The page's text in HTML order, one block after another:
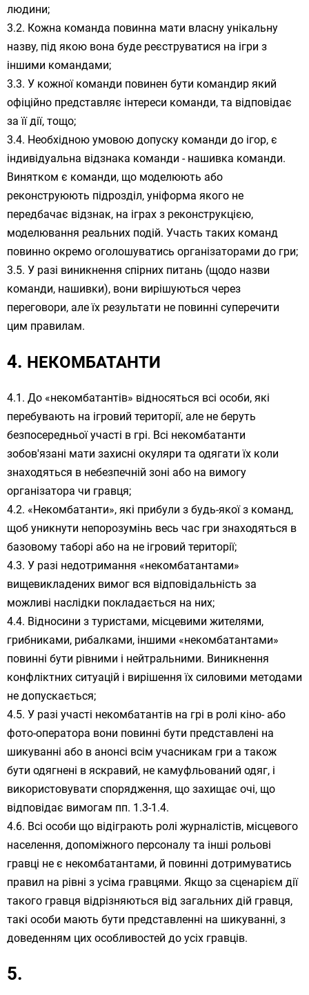
людини;
Кожна команда повинна мати власну унікальну
назву, під якою вона буде реєструватися на ігри з
іншими командами;
У кожної команди повинен бути командир який
офіційно представляє інтереси команди, та відповідає
за її дії, тощо;
Необхідною умовою допуску команди до ігор, є
індивідуальна відзнака команди - нашивка команди.
Винятком є ​​команди, що моделюють або
реконструюють підрозділ, уніформа якого не
передбачає відзнак, на іграх з реконструкцією,
моделювання реальних подій. Участь таких команд
повинно окремо оголошуватись організаторами до гри;
У разі виникнення спірних питань (щодо назви
команди, нашивки), вони вирішуються через
переговори, але їх результати не повинні суперечити
цим правилам.
НЕКОМБАТАНТИ
До «некомбатантів» відносяться всі особи, які
перебувають на ігровий території, але не беруть
безпосередньої участі в грі. Всі некомбатанти
зобов'язані мати захисні окуляри та одягати їх коли
знаходяться в небезпечній зоні або на вимогу
організатора чи гравця;
«Некомбатанти», які прибули з будь-якої з команд,
щоб уникнути непорозумінь весь час гри знаходяться в
базовому таборі або на не ігровий території;
У разі недотримання «некомбатантами»
вищевикладених вимог вся відповідальність за
можливі наслідки покладається на них;
Відносини з туристами, місцевими жителями,
грибниками, рибалками, іншими «некомбатантами»
повинні бути рівними і нейтральними. Виникнення
конфліктних ситуацій і вирішення їх силовими методами
не допускається;
У разі участі некомбатантів на грі в ролі кіно- або
фото-оператора вони повинні бути представлені на
шикуванні або в анонсі всім учасникам гри а також
бути одягнені в яскравий, не камуфльований одяг, і
використовувати спорядження, що захищає очі, що
відповідає вимогам пп. 1.3-1.4.
Всі особи що відіграють ролі журналістів, місцевого
населення, допоміжного персоналу та інші рольові
гравці не є некомбатантами, й повинні дотримуватись
правил на рівні з усіма гравцями. Якщо за сценарієм дії
такого гравця відрізняються від загальних дій гравця,
такі особи мають бути представленні на шикуванні, з
доведенням цих особливостей до усіх гравців.